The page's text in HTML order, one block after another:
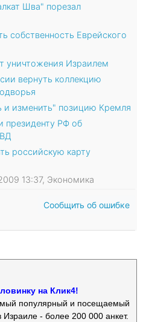
Шва" порезал
собственность Еврейского
уничтожения Израилем
вернуть коллекцию
и изменить" позицию Кремля
президенту РФ об
российскую карту
13:37, Экономика
Сообщить об ошибке
на Клик4!
популярный и посещаемый
Израиле - более 200 000 анкет.